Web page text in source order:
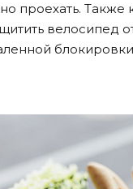
проехать. Также
велосипед